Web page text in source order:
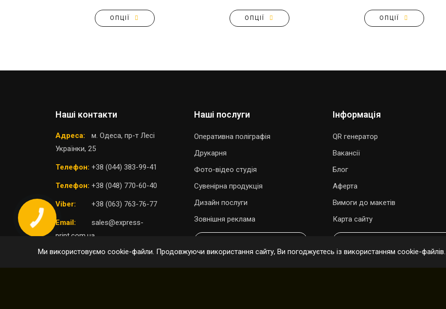
ОПЦІЇ ОПЦІЇ ОПЦІЇ
Наші контакти
Адреса:
м. Одеса, пр-т Лесі
Українки, 25
Телефон: +38 (044) 383-99-41
Телефон: +38 (048) 770-60-40
Viber: +38 (063) 763-76-77
Email:
sales@express-
print.com.ua
Наші послуги
Оперативна поліграфія
Друкарня
Фото-відео студія
Сувенірна продукція
Дизайн послуги
Зовнішня реклама
Інформація
QR генератор
Вакансії
Блог
Аферта
Вимоги до макетів
Карта сайту
Ми використовуємо cookie-файли. Продовжуючи використання сайту, Ви погоджуєтесь із використанням cookie-файлів.